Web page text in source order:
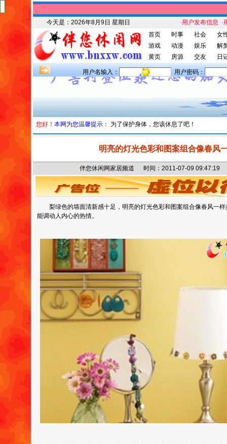
今天是： 2026年8月9日 星期日 ·用户发布信息 ·
首页
时事 社会
女
游戏
动漫 娱乐
解
黄页
房源 交友 日
用户名输入： 用户密码：
您好！ 本网为您温馨提示： 为了保护身体，您该休息了吧！
明亮的灯光色彩和图案组合像春风
伴您休闲网家居频道 时间：2011-07-09
梨绿色的墙面清新感十足，明亮的灯光色彩和图案组合像春风一
能调动人内心的热情。